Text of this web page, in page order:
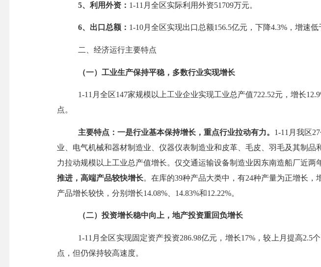
5、利用外资： 1-1 1 月全区实际利用外资51709万元。
6、出口总额： 1-10月全区实现出口总额156.5亿元，下降4.3%，增速
二、经济运行主要特点
（一）工业生产保持平稳， 多数行业实现增长
1-11月全区147家规模以上工业企业实现工业总产值722.52元，增长
点。
主要特点：一是行业基本保持增长，重点行业拉动有力。 1-1 1 月我区
业、电气机械和器材制造业、仪器仪表制造业和皮革、毛皮、羽毛及其制品
力拉动规模以上工业总产值增长。仅交通运输设备制造业因东南造船厂近两
推进，高端产品较快增长。在库的39种产品大类中，有24种产量为正增长，
产品增长较快，分别增长14.08%、14.83%和12.22%。
（二）投资增长稳中向上，地产投资重回负增长
1-1 1 月全区实现固定资产投资286.98亿元， 增长17%，较 上月提高2.5
点，但仍保持较高速度。